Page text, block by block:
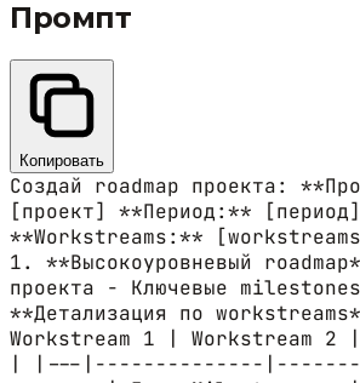
Промпт
Копировать
Создай roadmap проекта:
[проект] **Период:** [период]
**Workstreams:**
1. **Высокоуровневый
проекта - Ключевые
**Детализация по
Workstream 1 | Workstream 2
| |---|--------------